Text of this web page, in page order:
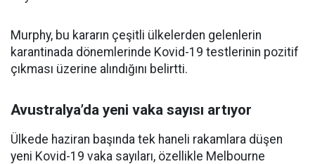
Murphy, bu kararın çeşitli ülkelerden gelenlerin
karantinada dönemlerinde Kovid-19 testlerinin pozitif
çıkması üzerine alındığını belirtti.
Avustralya’da yeni vaka sayısı artıyor
Ülkede haziran başında tek haneli rakamlara düşen
yeni Kovid-19 vaka sayıları, özellikle Melbourne